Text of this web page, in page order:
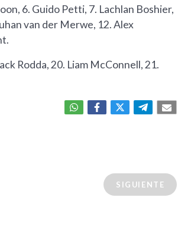
6. Guido Petti, 7. Lachlan Boshier,
van der Merwe, 12. Alex
Rodda, 20. Liam McConnell, 21.
SIGUIENTE